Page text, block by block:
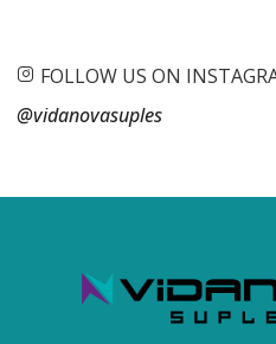
FOLLOW US ON
@vidanovasuples